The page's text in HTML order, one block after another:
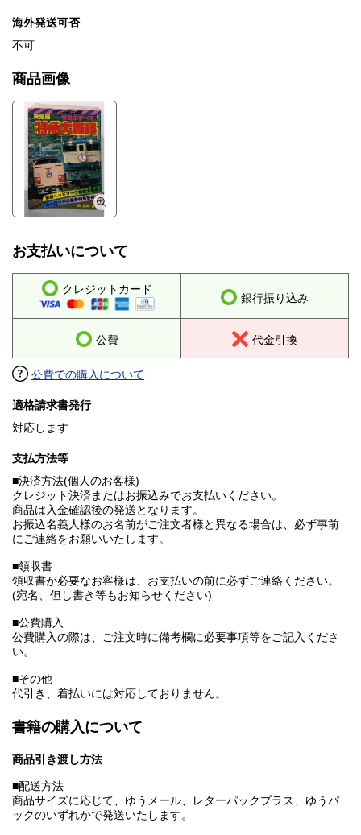
海外発送可否
不可
商品画像
お支払いについて
クレジットカード
銀行振り込み
公費 代金引換
公費での購入について
適格請求書発行
対応します
支払方法等
■決済方法(個人のお客様)
クレジット決済またはお振込みでお支払いください。
商品は入金確認後の発送となります。
お振込名義人様のお名前がご注文者様と異なる場合は、必ず事前
にご連絡をお願いいたします。
■領収書
領収書が必要なお客様は、お支払いの前に必ずご連絡ください。
(宛名、但し書き等もお知らせください)
■公費購入
公費購入の際は、ご注文時に備考欄に必要事項等をご記入くださ
い。
■その他
代引き、着払いには対応しておりません。
書籍の購入について
商品引き渡し方法
■配送方法
商品サイズに応じて、ゆうメール、レターパックプラス、ゆうパ
ックのいずれかで発送いたします。